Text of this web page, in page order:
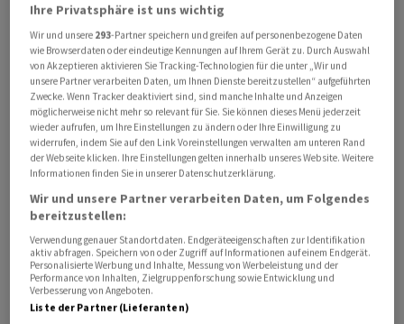
Die Gewerkschaft Ufo fordert für die etwa 18 000
Kabinenbeschäftigten der Lufthansa und die knapp 1000
Kräfte der Regionaltochter Lufthansa Cityline im Kern 15
Prozent mehr Geld bei einer Vertragslaufzeit von 18
Monaten. Ausserdem will die Gewerkschaft eine
Inflationsausgleichsprämie von 3000 Euro sowie höhere
Zulagen erreichen. Vergangene Woche hatten die
Flugbegleiterinnen und Flugbegleiter der Lufthansa
und der Lufthansa Cityline an den Flughäfen Frankfurt
Ramelow und Weise sollen schlichten
Im Tarifkonflikt der etwa 25 000 Beschäftigten der
Ihre Privatsphäre ist uns wichtig
Wir und unsere 293-Partner speichern und greifen auf personenbezogene Daten
wie Browserdaten oder eindeutige Kennungen auf Ihrem Gerät zu. Durch Auswahl
von Akzeptieren aktivieren Sie Tracking-Technologien für die unter „Wir und
unsere Partner verarbeiten Daten, um Ihnen Dienste bereitzustellen“ aufgeführten
Zwecke. Wenn Tracker deaktiviert sind, sind manche Inhalte und Anzeigen
möglicherweise nicht mehr so relevant für Sie. Sie können dieses Menü jederzeit
wieder aufrufen, um Ihre Einstellungen zu ändern oder Ihre Einwilligung zu
widerrufen, indem Sie auf den Link Voreinstellungen verwalten am unteren Rand
der Webseite klicken. Ihre Einstellungen gelten innerhalb unseres Website. Weitere
Informationen finden Sie in unserer Datenschutzerklärung.
Wir und unsere Partner verarbeiten Daten, um Folgendes
bereitzustellen:
Verwendung genauer Standortdaten. Endgeräteeigenschaften zur Identifikation
aktiv abfragen. Speichern von oder Zugriff auf Informationen auf einem Endgerät.
Personalisierte Werbung und Inhalte, Messung von Werbeleistung und der
Performance von Inhalten, Zielgruppenforschung sowie Entwicklung und
Verbesserung von Angeboten.
Liste der Partner (Lieferanten)